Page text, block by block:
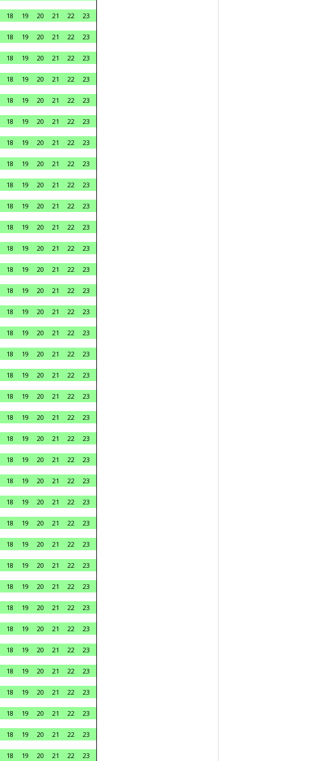
18 19 20 21 22
23
18 19 20 21 22
23
18 19 20 21 22
23
18 19 20 21 22
23
18 19 20 21 22
23
18 19 20 21 22
23
18 19 20 21 22
23
18 19 20 21 22
23
18 19 20 21 22
23
18 19 20 21 22
23
18 19 20 21 22
23
18 19 20 21 22
23
18 19 20 21 22
23
18 19 20 21 22
23
18 19 20 21 22
23
18 19 20 21 22
23
18 19 20 21 22
23
18 19 20 21 22
23
18 19 20 21 22
23
18 19 20 21 22
23
18 19 20 21 22
23
18 19 20 21 22
23
18 19 20 21 22
23
18 19 20 21 22
23
18 19 20 21 22
23
18 19 20 21 22
23
18 19 20 21 22
23
18 19 20 21 22
23
18 19 20 21 22
23
18 19 20 21 22
23
18 19 20 21 22
23
18 19 20 21 22
23
18 19 20 21 22
23
18 19 20 21 22
23
18 19 20 21 22
23
18 19 20 21 22
23